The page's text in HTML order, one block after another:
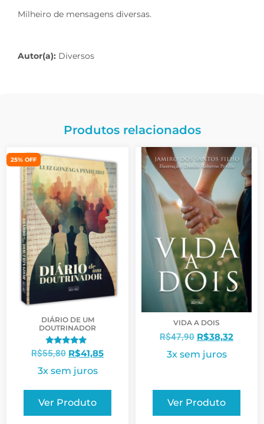
Milheiro de mensagens diversas.
Autor(a): Diversos
Produtos relacionados
25% OFF
DIÁRIO DE UM
DOUTRINADOR
Avaliação
5.00
de 5
R$55,80 R$41,85
3x sem juros
Ver Produto
VIDA A DOIS
R$47,90 R$38,32
3x sem juros
Ver Produto